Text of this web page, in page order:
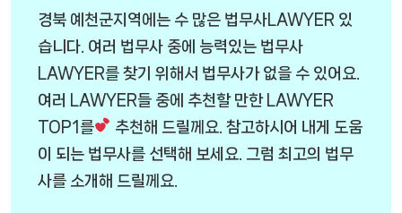
경북 예천군지역에는 수 많은 법무사LAWYER 있
습니다. 여러 법무사 중에 능력있는 법무사
LAWYER를 찾기 위해서 법무사가 없을 수 있어요.
여러 LAWYER들 중에 추천할 만한 LAWYER
TOP1를
추천해 드릴께요. 참고하시어 내게 도움
이 되는 법무사를 선택해 보세요. 그럼 최고의 법무
사를 소개해 드릴께요.